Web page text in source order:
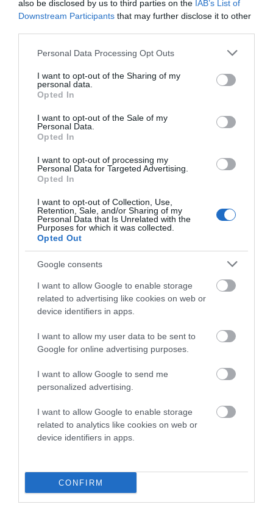
also be disclosed by us to third parties on the IAB’s List of
Downstream Participants that may further disclose it to other
Please note that this website/app uses one or more Google
not limited to your visit or usage behaviour. You may click to
grant or deny consent to Google and its third-party tags to
use your data for below specified purposes in below Google
consent section.
Personal Data Processing Opt Outs
I want to opt-out of the Sharing of my
personal data.
Opted In
I want to opt-out of the Sale of my
Personal Data.
Opted In
I want to opt-out of processing my
Personal Data for Targeted Advertising.
Opted In
I want to opt-out of Collection, Use,
Retention, Sale, and/or Sharing of my
Personal Data that Is Unrelated with the
Purposes for which it was collected.
Opted Out
Google consents
I want to allow Google to enable storage
related to advertising like cookies on web or
device identifiers in apps.
I want to allow my user data to be sent to
Google for online advertising purposes.
I want to allow Google to send me
personalized advertising.
I want to allow Google to enable storage
related to analytics like cookies on web or
device identifiers in apps.
CONFIRM
Αποθήκευσε το όνομά μου, email, και τον ιστότοπο μου σε
αυτόν τον πλοηγό για την επόμενη φορά που θα σχολιάσω.